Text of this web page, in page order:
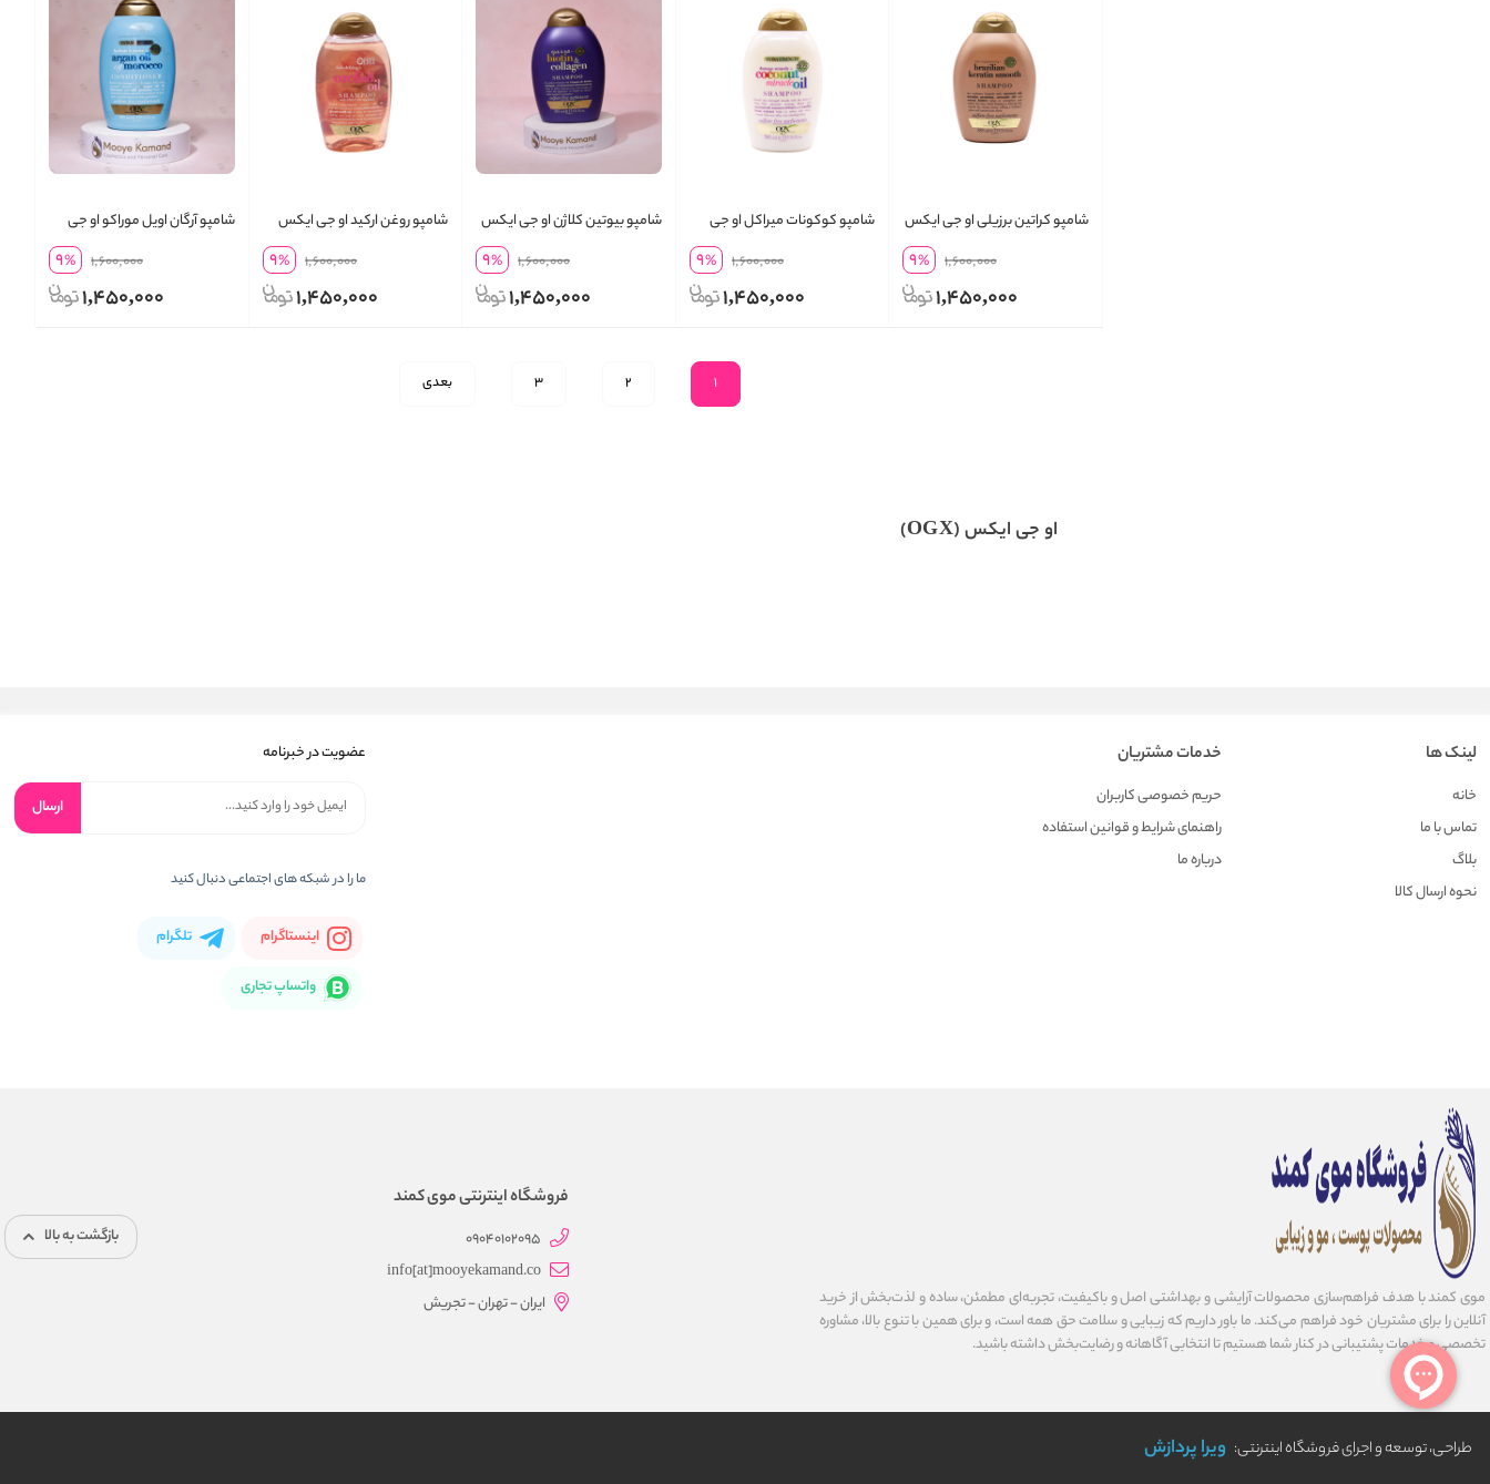
شامپو کراتین برزیلی او جی ایکس
1,600,000
9%
1,450,000
شامپو کوکونات میراکل او جی
1,600,000
9%
1,450,000
شامپو بیوتین کلاژن او جی ایکس
1,600,000
9%
1,450,000
شامپو روغن ارکید او جی ایکس
1,600,000
9%
1,450,000
شامپو آرگان اویل موراکو او جی
1,600,000
9%
1,450,000
1
2
3 بعدی
او جی ایکس (OGX)
لینک ها
خانه
تماس با ما
بلاگ
نحوه ارسال کالا
خدمات مشتریان
حریم خصوصی کاربران
راهنمای شرایط و قوانین استفاده
درباره ما
عضویت در خبرنامه
ارسال
ما را در شبکه های اجتماعی دنبال کنید
اینستاگرام تلگرام
واتساپ تجاری
موی کمند با هدف فراهم‌سازی محصولات آرایشی و بهداشتی اصل و باکیفیت، تجربه‌ای مطمئن، ساده و لذت‌بخش از خرید
آنلاین را برای مشتریان خود فراهم می‌کند. ما باور داریم که زیبایی و سلامت حق همه است، و برای همین با تنوع بالا، مشاوره
تخصصی و خدمات پشتیبانی در کنار شما هستیم تا انتخابی آگاهانه و رضایت‌بخش داشته باشید.
فروشگاه اینترنتی موی کمند
09040102095
info[at]mooyekamand.co
ایران - تهران - تجریش
بازگشت به بالا
طراحی، توسعه و اجرای فروشگاه اینترنتی: ویرا پردازش